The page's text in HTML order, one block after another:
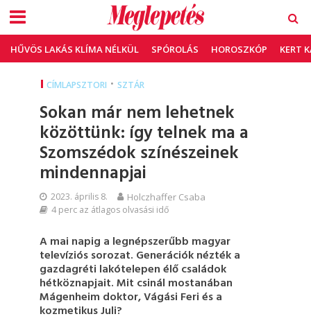
HŰVÖS LAKÁS KLÍMA NÉLKÜL SPÓROLÁS HOROSZKÓP KERT
CÍMLAPSZTORI • SZTÁR
Sokan már nem lehetnek
közöttünk: így telnek ma a
Szomszédok színészeinek
mindennapjai
2023. április 8. Holczhaffer Csaba
4 perc az átlagos olvasási idő
A mai napig a legnépszerűbb magyar
televíziós sorozat. Generációk nézték a
gazdagréti lakótelepen élő családok
hétköznapjait. Mit csinál mostanában
Mágenheim doktor, Vágási Feri és a
kozmetikus Juli?